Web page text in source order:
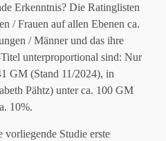
Erkenntnis? Die Ratinglisten
/ Frauen auf allen Ebenen ca.
/ Männer und das ihre
unterproportional sind: Nur
GM (Stand 11/2024), in
Pähtz) unter ca. 100 GM
10%.
vorliegende Studie erste